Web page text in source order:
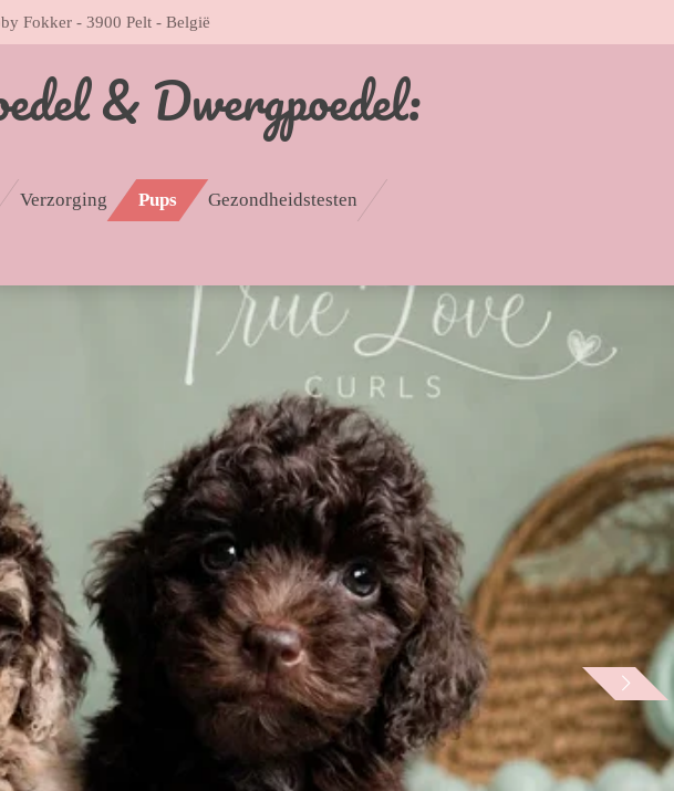
Fokker - 3900 Pelt - België
& Dwergpoedel:
Verzorging Pups Gezondheidstesten